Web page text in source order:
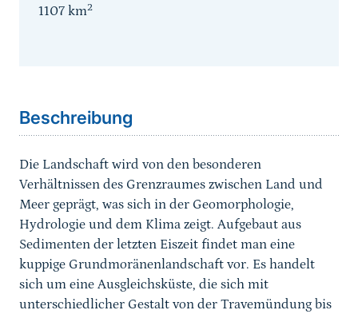
1107 km2
Beschreibung
Die Landschaft wird von den besonderen
Verhältnissen des Grenzraumes zwischen Land und
Meer geprägt, was sich in der Geomorphologie,
Hydrologie und dem Klima zeigt. Aufgebaut aus
Sedimenten der letzten Eiszeit findet man eine
kuppige Grundmoränenlandschaft vor. Es handelt
sich um eine Ausgleichsküste, die sich mit
unterschiedlicher Gestalt von der Travemündung bis